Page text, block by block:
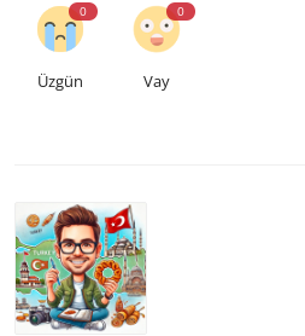
0
Üzgün
0
Vay